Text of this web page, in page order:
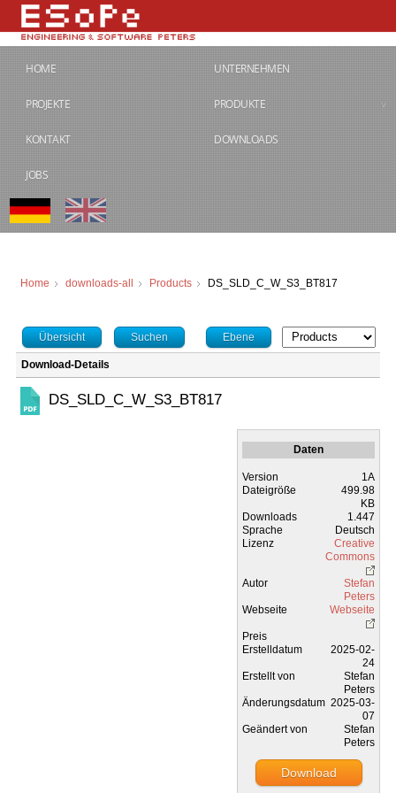
HOME UNTERNEHMEN
PROJEKTE PRODUKTE
KONTAKT DOWNLOADS
JOBS
Home downloads-all Products DS_SLD_C_W_S3_BT817
Übersicht Suchen Ebene
Download-Details
DS_SLD_C_W_S3_BT817
Daten
Version
1A
Dateigröße
499.98
KB
Downloads
1.447
Sprache
Deutsch
Lizenz
Creative
Commons
Autor
Stefan
Peters
Webseite
Webseite
Preis
Erstelldatum
2025-02-
24
Erstellt von
Stefan
Peters
Änderungsdatum 2025-03-
07
Geändert von
Stefan
Peters
Download